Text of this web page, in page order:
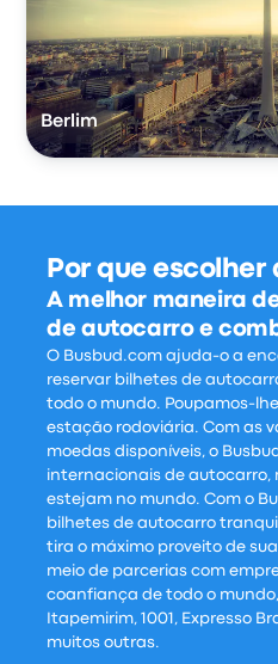
Berlim
Por que escolher
A melhor maneira
de autocarro e
O Busbud.com ajuda-o a
reservar bilhetes de
todo o mundo. Poupamos-
estação rodoviária. Com as
moedas disponíveis, o
internacionais de autocarro,
estejam no mundo. Com o
bilhetes de autocarro
tira o máximo proveito de
meio de parcerias com
coanfiança de todo o
Itapemirim, 1001, Expresso
muitos outras.